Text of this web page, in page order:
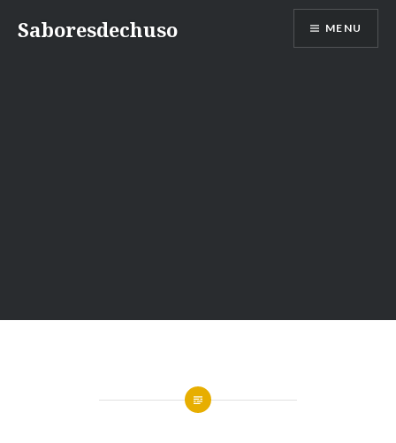
Saboresdechuso MENU